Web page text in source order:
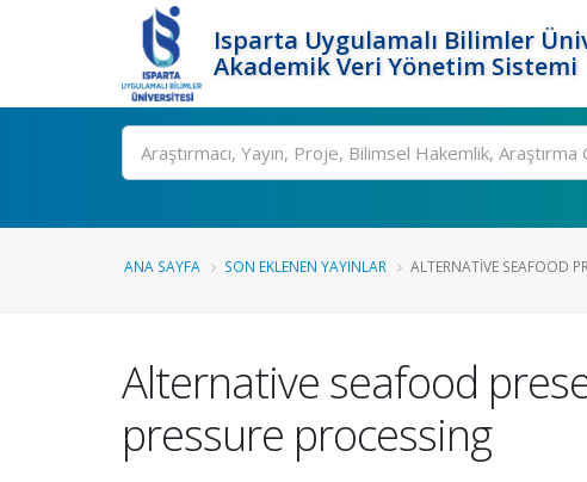
Isparta Uygulamalı Bilimler
Akademik Veri Yönetim Sistemi
Ara
ANA SAYFA SON EKLENEN YAYINLAR ALTERNATIVE SEAFOOD
Alternative seafood
pressure processing